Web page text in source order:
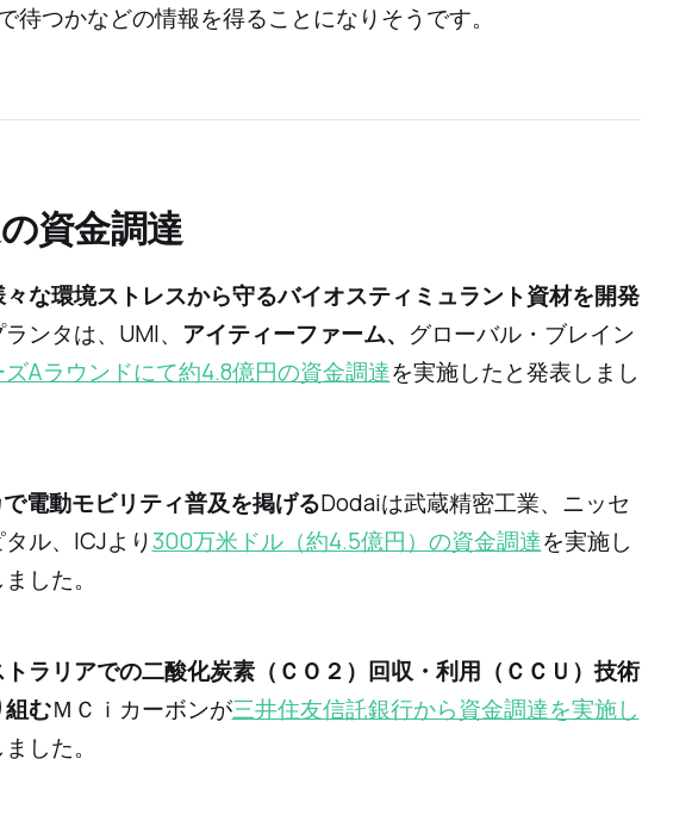
待つかなどの情報を得ることになりそうです。
資金調達
な環境ストレスから守るバイオスティミュラント資材を開発
ンタは、UMI、 アイティーファーム、 グローバル・ブレイン
Aラウンドにて約4.8億円の資金調達を実施したと発表しまし
電動モビリティ普及を掲げるDodaiは武蔵精密工業、ニッセ
ル、ICJより300万米ドル（約4.5億円）の資金調達を実施し
した。
ラリアでの二酸化炭素（ＣＯ２）回収・利用（ＣＣＵ）技術
むＭＣｉカーボンが三井住友信託銀行から資金調達を実施し
した。